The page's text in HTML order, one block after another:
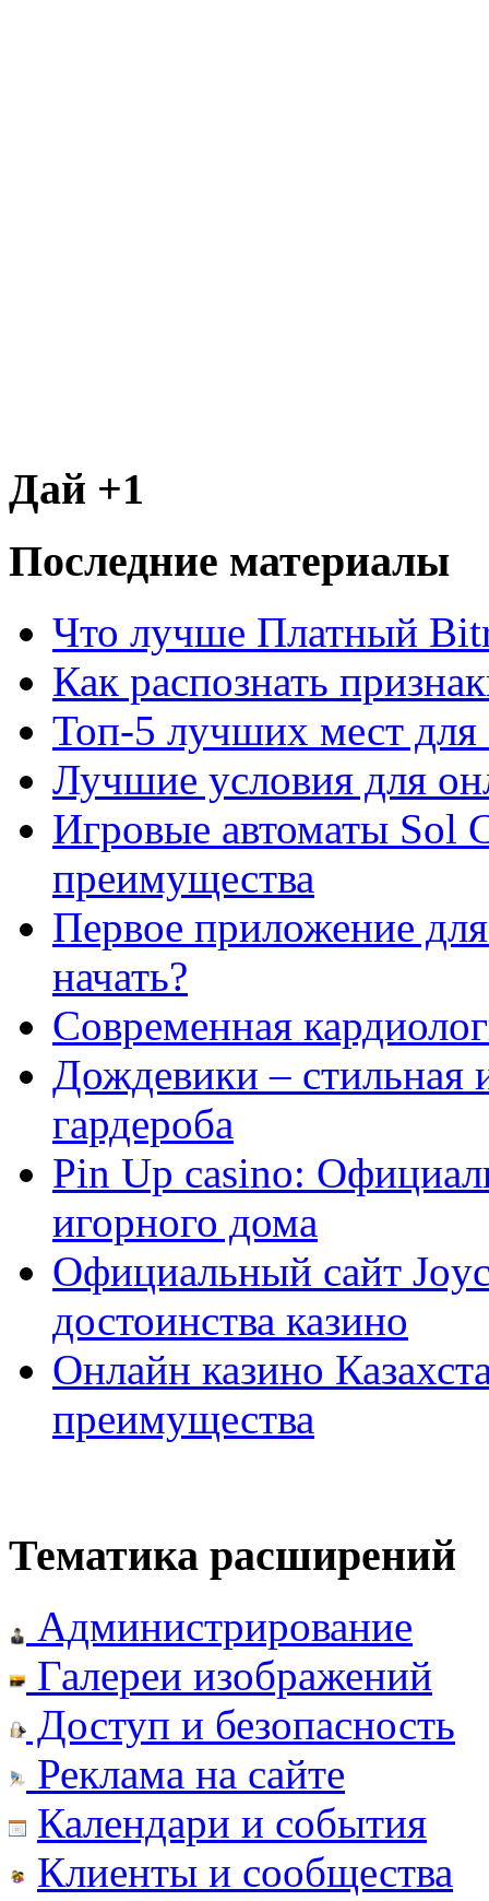
Дай +1
Последние материалы
Что лучше Платный
Как распознать
Топ-5 лучших мест для
Лучшие условия для
Игровые автоматы Sol
преимущества
Первое приложение
начать?
Современная
Дождевики – стильная
гардероба
Pin Up casino:
игорного дома
Официальный сайт
достоинства казино
Онлайн казино
преимущества
Тематика расширений
Администрирование
Галереи изображений
Доступ и безопасность
Реклама на сайте
Календари и события
Клиенты и сообщества